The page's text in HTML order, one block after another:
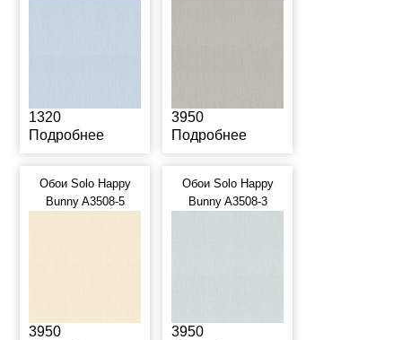
1320
Подробнее
3950
Подробнее
Обои Solo Happy
Bunny A3508-5
3950
Обои Solo Happy
Bunny A3508-3
3950